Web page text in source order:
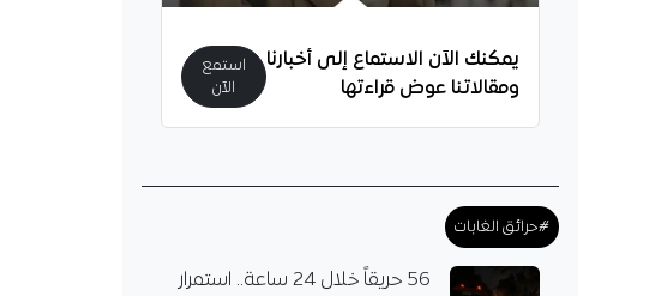
يمكنك الآن الاستماع إلى أخبارنا
ومقالاتنا عوض قراءتها
استمع
الآن
#حرائق الغابات
56 حريقاً خلال 24 ساعة.. استمرار